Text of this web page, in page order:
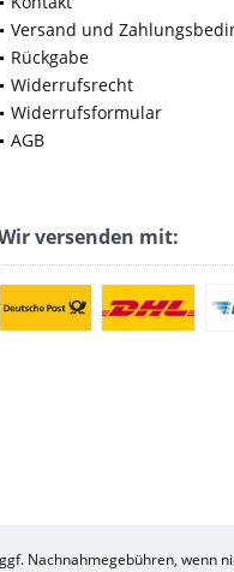
Versand und
Rückgabe
Widerrufsrecht
Widerrufsformular
AGB
versenden mit:
Nachnahmegebühren, wenn